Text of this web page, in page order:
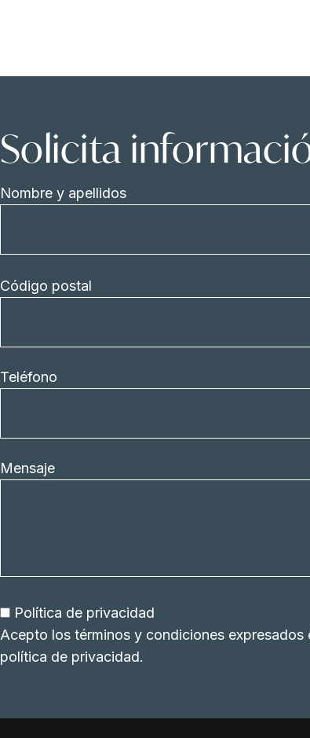
Solicita
Nombre y apellidos
Código postal
Teléfono
Mensaje
Política de privacidad
Acepto los términos y condiciones expresados
política de privacidad.